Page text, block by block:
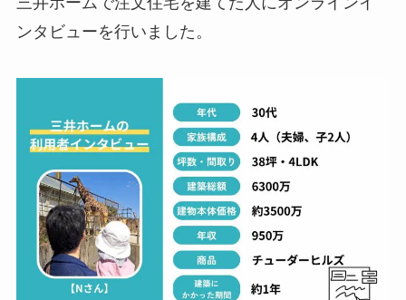
ンタビューを行いました。